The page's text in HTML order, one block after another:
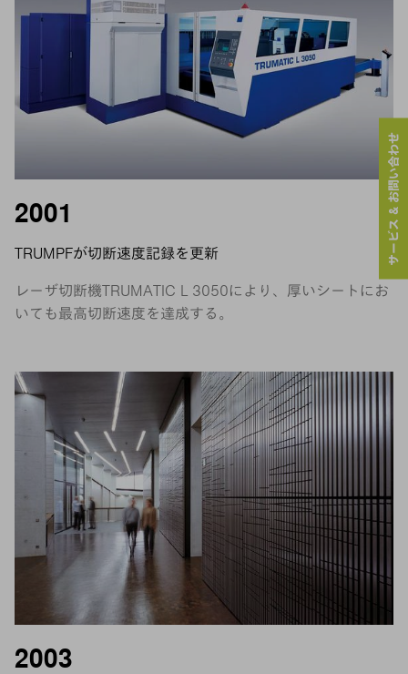
2001
TRUMPFが切断速度記録を更新
レーザ切断機TRUMATIC L 3050により、厚いシートにお
いても最高切断速度を達成する。
2003
サービス & お問い合わせ